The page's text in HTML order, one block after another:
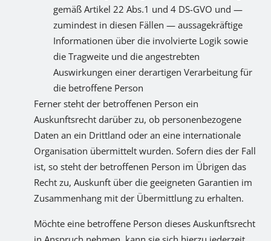
gemäß Artikel 22 Abs.1 und 4 DS-GVO und —
zumindest in diesen Fällen — aussagekräftige
Informationen über die involvierte Logik sowie
die Tragweite und die angestrebten
Auswirkungen einer derartigen Verarbeitung für
die betroffene Person
Ferner steht der betroffenen Person ein
Auskunftsrecht darüber zu, ob personenbezogene
Daten an ein Drittland oder an eine internationale
Organisation übermittelt wurden. Sofern dies der Fall
ist, so steht der betroffenen Person im Übrigen das
Recht zu, Auskunft über die geeigneten Garantien im
Zusammenhang mit der Übermittlung zu erhalten.
Möchte eine betroffene Person dieses Auskunftsrecht